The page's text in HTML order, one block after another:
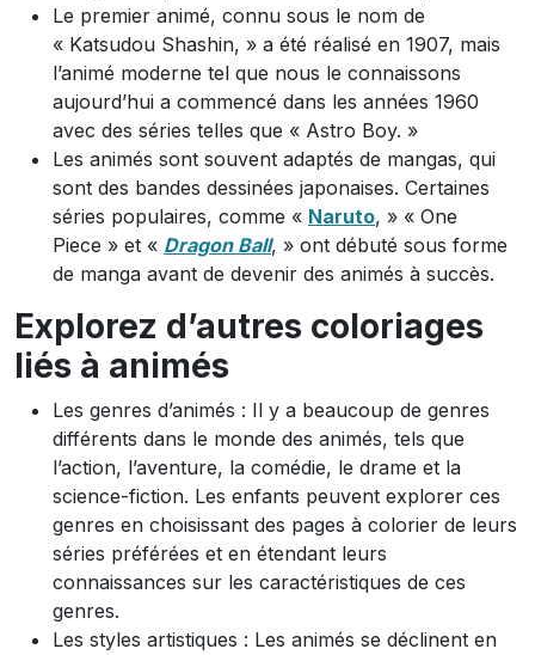
Le premier animé, connu sous le nom de
« Katsudou Shashin, » a été réalisé en 1907, mais
l’animé moderne tel que nous le connaissons
aujourd’hui a commencé dans les années 1960
avec des séries telles que « Astro Boy. »
Les animés sont souvent adaptés de mangas, qui
sont des bandes dessinées japonaises. Certaines
séries populaires, comme « Naruto, » « One
Piece » et « Dragon Ball, » ont débuté sous forme
de manga avant de devenir des animés à succès.
Explorez d’autres coloriages
liés à animés
Les genres d’animés : Il y a beaucoup de genres
différents dans le monde des animés, tels que
l’action, l’aventure, la comédie, le drame et la
science-fiction. Les enfants peuvent explorer ces
genres en choisissant des pages à colorier de leurs
séries préférées et en étendant leurs
connaissances sur les caractéristiques de ces
genres.
Les styles artistiques : Les animés se déclinent en